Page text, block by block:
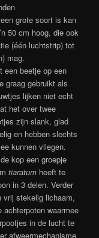
grote soort is kan
50 cm hoog, die ook
(één luchtstrip) tot
mag.
een beetje op een
graag gebruikt als
lijken niet echt
het over twee
zijn slank, glad
en hebben slechts
kunnen vliegen.
kop een groepje
tiaratumheeft te
in 3 delen. Verder
vrij stekelig lichaam,
waarmee
in de lucht te
afweermechanisme